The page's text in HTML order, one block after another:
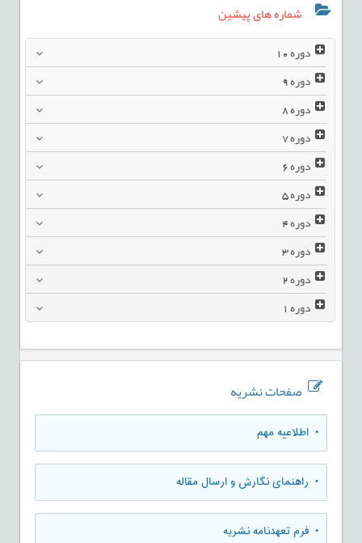
شماره های پیشین
دوره10
دوره9
دوره8
دوره7
دوره6
دوره5
دوره4
دوره3
دوره2
دوره1
صفحات نشریه
• اطلاعیه مهم
• راهنمای نگارش و ارسال مقاله
• فرم تعهدنامه نشریه